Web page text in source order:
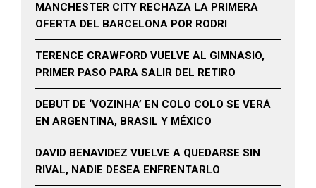
MANCHESTER CITY RECHAZA LA PRIMERA
OFERTA DEL BARCELONA POR RODRI
TERENCE CRAWFORD VUELVE AL GIMNASIO,
PRIMER PASO PARA SALIR DEL RETIRO
DEBUT DE ‘VOZINHA’ EN COLO COLO SE VERÁ
EN ARGENTINA, BRASIL Y MÉXICO
DAVID BENAVIDEZ VUELVE A QUEDARSE SIN
RIVAL, NADIE DESEA ENFRENTARLO